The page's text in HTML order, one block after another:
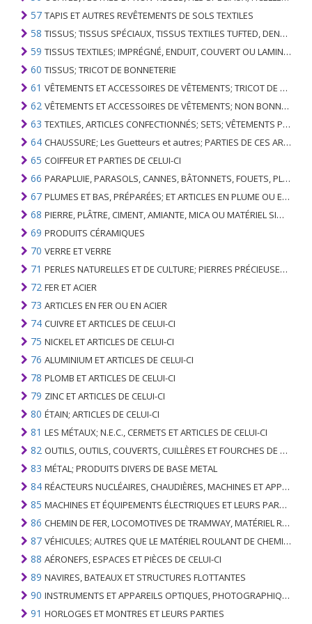
57 TAPIS ET AUTRES REVÊTEMENTS DE SOLS TEXTILES
58 TISSUS; TISSUS SPÉCIAUX, TISSUS TEXTILES TUFTED, DENTELLE, TAPISSERIES, GARNITURES, BRODERIES
59 TISSUS TEXTILES; IMPRÉGNÉ, ENDUIT, COUVERT OU LAMINÉ; ARTICLES TEXTILES D'UN TYPE ADAPTÉ À L'USAGE INDUSTRIEL
60 TISSUS; TRICOT DE BONNETERIE
61 VÊTEMENTS ET ACCESSOIRES DE VÊTEMENTS; TRICOT DE BONNETERIE
62 VÊTEMENTS ET ACCESSOIRES DE VÊTEMENTS; NON BONNETERIE
63 TEXTILES, ARTICLES CONFECTIONNÉS; SETS; VÊTEMENTS PORTÉS ET ARTICLES TEXTILES USÉS; RAGS
64 CHAUSSURE; Les Guetteurs et autres; PARTIES DE CES ARTICLES
65 COIFFEUR ET PARTIES DE CELUI-CI
66 PARAPLUIE, PARASOLS, CANNES, BÂTONNETS, FOUETS, PLANTES DE CONDUITE; ET LEURS PARTIES
67 PLUMES ET BAS, PRÉPARÉES; ET ARTICLES EN PLUME OU EN BAS; FLEURS ARTIFICIELLES; ARTICLES DE CHEVEUX HUMAINS
68 PIERRE, PLÂTRE, CIMENT, AMIANTE, MICA OU MATÉRIEL SIMILAIRE; ARTICLES DE CELUI-CI
69 PRODUITS CÉRAMIQUES
70 VERRE ET VERRE
71 PERLES NATURELLES ET DE CULTURE; PIERRES PRÉCIEUSES, SEMI-PRÉCIEUSES; MÉTAUX PRÉCIEUX, PLAQUÉS OU DOUBLÉS DE MÉTAUX PRÉCIEUX ET OUVRAGES EN CES MATIÈRES; IMITATION BIJOUTERIE; PIÈCE DE MONNAIE
72 FER ET ACIER
73 ARTICLES EN FER OU EN ACIER
74 CUIVRE ET ARTICLES DE CELUI-CI
75 NICKEL ET ARTICLES DE CELUI-CI
76 ALUMINIUM ET ARTICLES DE CELUI-CI
78 PLOMB ET ARTICLES DE CELUI-CI
79 ZINC ET ARTICLES DE CELUI-CI
80 ÉTAIN; ARTICLES DE CELUI-CI
81 LES MÉTAUX; N.E.C., CERMETS ET ARTICLES DE CELUI-CI
82 OUTILS, OUTILS, COUVERTS, CUILLÈRES ET FOURCHES DE MÉTAUX DE BASE; PARTIES DE CELLES-CI, EN METAL DE BASE
83 MÉTAL; PRODUITS DIVERS DE BASE METAL
84 RÉACTEURS NUCLÉAIRES, CHAUDIÈRES, MACHINES ET APPAREILS MÉCANIQUES; PARTIES DE CELLES-CI
85 MACHINES ET ÉQUIPEMENTS ÉLECTRIQUES ET LEURS PARTIES; ENREGISTREURS ET REPRODUCTEURS SONORES; APPAREILS D'ENREGISTREMENT OU DE REPRODUCTION DES IMAGES ET DU SON EN TÉLÉVISION, PIÈCES ET ACCESSOIRES DE TELS ARTICLES
86 CHEMIN DE FER, LOCOMOTIVES DE TRAMWAY, MATÉRIEL ROULANT ET LEURS PARTIES; RACCORDS DE CHEMIN DE FER OU DE TRAMWAY ET RACCORDS ET PIÈCES DE CELLES-CI; ÉQUIPEMENT DE SIGNALISATION DE TRAFIC MÉCANIQUE (Y COMPRIS ÉLECTRO-MÉCANIQUE) DE TOUS TYPES
87 VÉHICULES; AUTRES QUE LE MATÉRIEL ROULANT DE CHEMIN DE FER OU DE TRAMWAY, ET LEURS PIÈCES ET ACCESSOIRES
88 AÉRONEFS, ESPACES ET PIÈCES DE CELUI-CI
89 NAVIRES, BATEAUX ET STRUCTURES FLOTTANTES
90 INSTRUMENTS ET APPAREILS OPTIQUES, PHOTOGRAPHIQUES, CINÉMATOGRAPHIQUES, DE MESURE, DE CONTRÔLE, DE MÉDECINE OU DE CHIRURGIE; PIÈCES ET ACCESSOIRES
91 HORLOGES ET MONTRES ET LEURS PARTIES